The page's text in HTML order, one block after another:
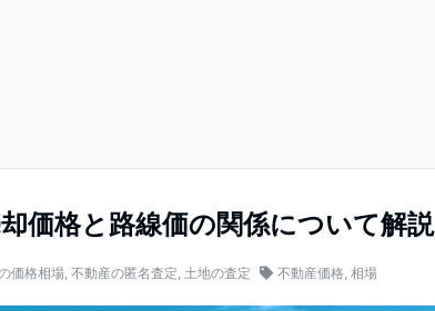
価格と路線価の関係について解説
価格相場, 不動産の匿名査定, 土地の査定 不動産価格, 相場